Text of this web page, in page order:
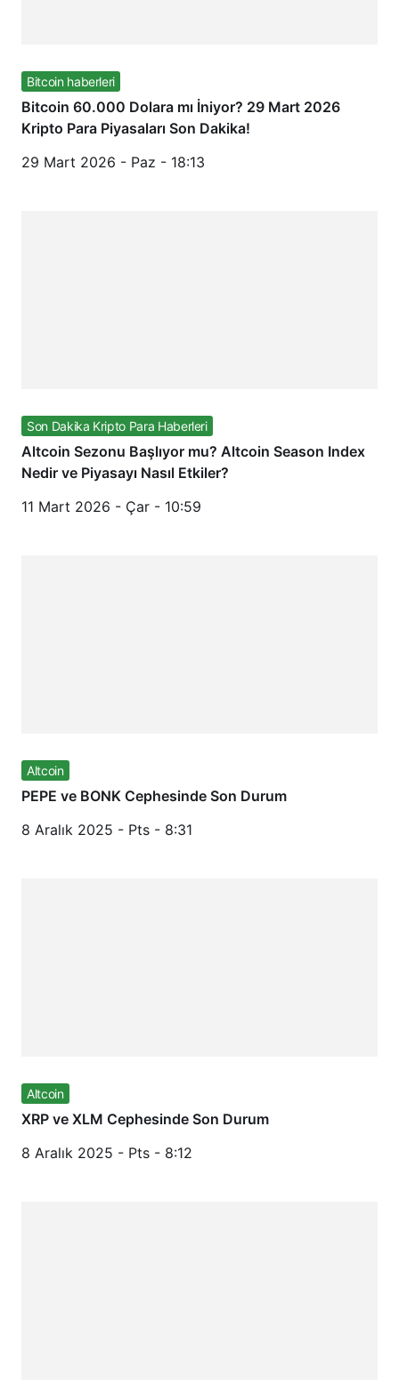
Bitcoin haberleri
Bitcoin 60.000 Dolara mı İniyor? 29 Mart 2026
Kripto Para Piyasaları Son Dakika!
29 Mart 2026 - Paz - 18:13
Son Dakika Kripto Para Haberleri
Altcoin Sezonu Başlıyor mu? Altcoin Season Index
Nedir ve Piyasayı Nasıl Etkiler?
11 Mart 2026 - Çar - 10:59
Altcoin
PEPE ve BONK Cephesinde Son Durum
8 Aralık 2025 - Pts - 8:31
Altcoin
XRP ve XLM Cephesinde Son Durum
8 Aralık 2025 - Pts - 8:12